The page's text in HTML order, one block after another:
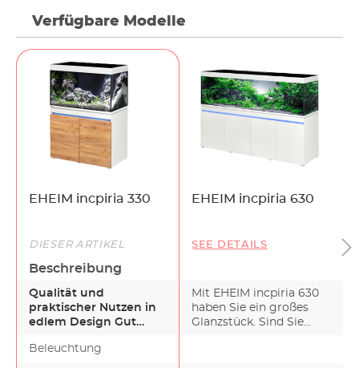
Verfügbare Modelle
EHEIM incpiria 330 EHEIM incpiria 630
DIESER ARTIKEL SEE DETAILS
Beschreibung
Qualität und
praktischer Nutzen in
edlem Design Gut
Konstruktion, beste…
Mit EHEIM incpiria 630
haben Sie ein großes
Glanzstück. Sind Sie
Beleuchtung